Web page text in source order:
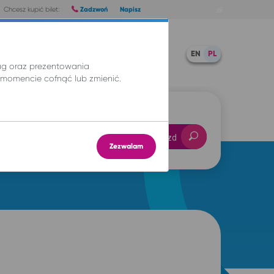
Chcesz kupić bilet: Zadzwoń Napisz
EN PL
Znajdź przejazd
oraz prezentowania
cofnąć lub zmienić.
Zezwalam